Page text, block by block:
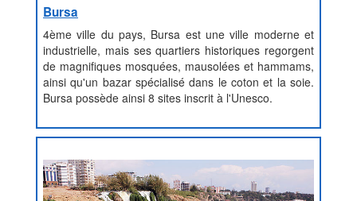
Bursa
4ème ville du pays, Bursa est une ville moderne et
industrielle, mais ses quartiers historiques regorgent
de magnifiques mosquées, mausolées et hammams,
ainsi qu'un bazar spécialisé dans le coton et la soie.
Bursa possède ainsi 8 sites inscrit à l'Unesco.